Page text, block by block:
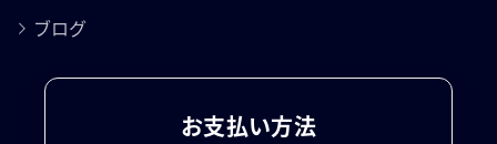
ブログ
お支払い方法